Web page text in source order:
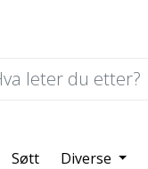
Søtt Diverse